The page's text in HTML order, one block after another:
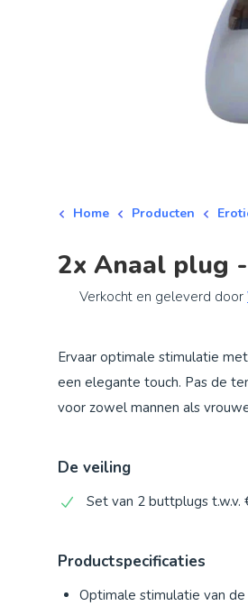
Home Producten
2x Anaal plug
Verkocht en geleverd door
Ervaar optimale stimulatie
een elegante touch. Pas de
voor zowel mannen als
De veiling
Set van 2 buttplugs t.w.v.
Productspecificaties
Optimale stimulatie van